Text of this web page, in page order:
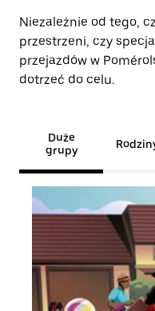
Niezależnie od tego,
przestrzeni, czy
przejazdów w
dotrzeć do celu.
Duże
grupy